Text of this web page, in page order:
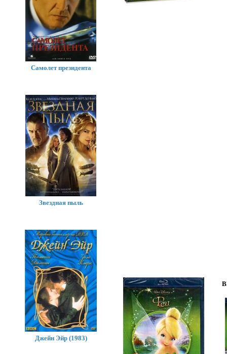
Самолет президента
Звездная пыль
Джейн Эйр (1983)